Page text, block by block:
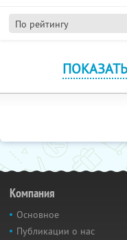
По рейтингу
Компания
Основное
Публикации о нас